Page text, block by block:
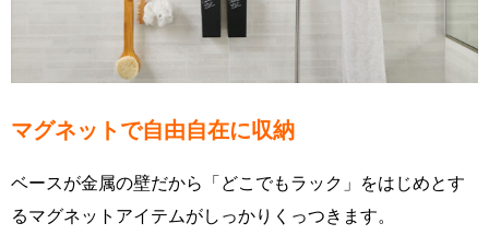
マグネットで自由自在に収納
ベースが金属の壁だから「どこでもラック」をはじめとす
るマグネットアイテムがしっかりくっつきます。